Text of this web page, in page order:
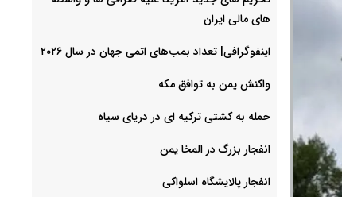
های مالی ایران
اینفوگرافی| تعداد بمب‌های اتمی جهان در سال ۲۰۲۶
واکنش یمن به توافق مکه
حمله به کشتی ترکیه ای در دریای سیاه
انفجار بزرگ در المخا یمن
انفجار پالایشگاه اسلواکی